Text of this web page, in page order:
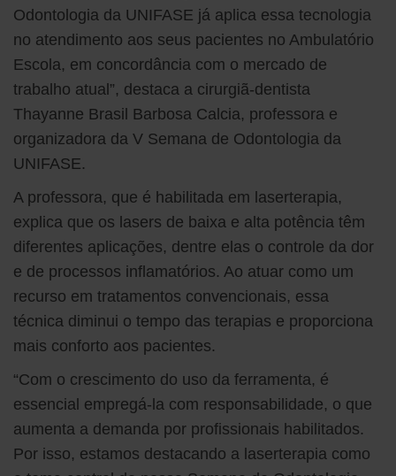
Odontologia da UNIFASE já aplica essa tecnologia
no atendimento aos seus pacientes no Ambulatório
Escola, em concordância com o mercado de
trabalho atual”, destaca a cirurgiã-dentista
Thayanne Brasil Barbosa Calcia, professora e
organizadora da V Semana de Odontologia da
UNIFASE.
A professora, que é habilitada em laserterapia,
explica que os lasers de baixa e alta potência têm
diferentes aplicações, dentre elas o controle da dor
e de processos inflamatórios. Ao atuar como um
recurso em tratamentos convencionais, essa
técnica diminui o tempo das terapias e proporciona
mais conforto aos pacientes.
“Com o crescimento do uso da ferramenta, é
essencial empregá-la com responsabilidade, o que
aumenta a demanda por profissionais habilitados.
Por isso, estamos destacando a laserterapia como